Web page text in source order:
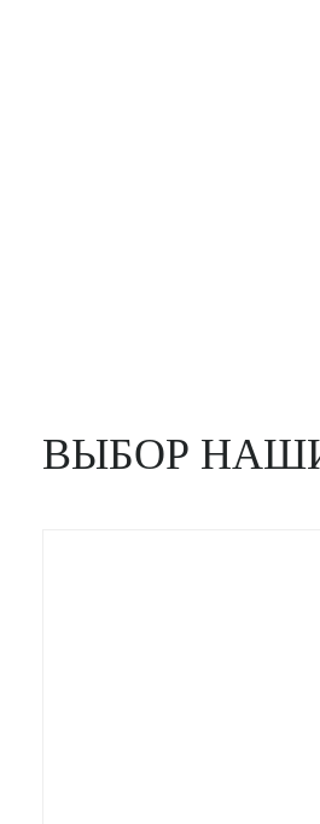
ВЫБОР